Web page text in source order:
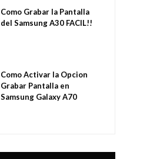
Como Grabar la Pantalla
del Samsung A30 FACIL!!
Como Activar la Opcion
Grabar Pantalla en
Samsung Galaxy A70